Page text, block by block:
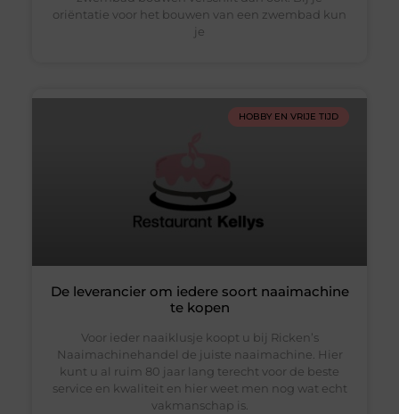
oriëntatie voor het bouwen van een zwembad kun
je
HOBBY EN VRIJE TIJD
De leverancier om iedere soort naaimachine
te kopen
Voor ieder naaiklusje koopt u bij Ricken’s
Naaimachinehandel de juiste naaimachine. Hier
kunt u al ruim 80 jaar lang terecht voor de beste
service en kwaliteit en hier weet men nog wat echt
vakmanschap is.